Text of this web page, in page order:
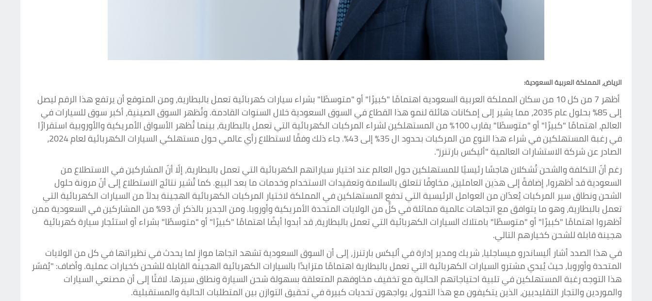
الرياض، المملكة العربية السعودية:
أظهر 7 من كل 10 من سكان المملكة العربية السعودية اهتمامًا "كبيرًا" أو "متوسطًا" بشراء سيارات كهربائية تعمل بالبطارية، ومن المتوقع أن يرتفع هذا الرقم ليصل
إلى 85٪ بحلول عام 2035، مما يشير إلى إمكانات هائلة لنمو هذا القطاع في السوق السعودية خلال السنوات القادمة. وتُظهر السوق الصينية، أكبر سوق للسيارات في
العالم، اهتمامًا "كبيرًا" أو "متوسطًا" يقارب 100% من المستهلكين لشراء المركبات الكهربائية التي تعمل بالبطارية، بينما تُظهر الأسواق الأمريكية والأوروبية استقرارًا
في رغبة المستهلكين في شراء هذا النوع من المركبات بحدود ال 35% إلى 43%. جاء ذلك وفقًا لاستطلاع رأي عالمي حول مستهلكي السيارات الكهربائية لعام 2024،
الصادر عن شركة الاستشارات العالمية "أليكس بارتنرز".
رغم أنّ التكلفة والشحن تُشكلان هاجسًا رئيسيًا للمستهلكين حول العالم عند اختيار سياراتهم الكهربائية التي تعمل بالبطارية، إلّا أنّ المشاركين في الاستطلاع من
السعودية قد أظهروا، إضافةً إلى هذين العاملين، مخاوفًا تتعلق بالسلامة وتعقيدات الاستخدام وخدمات ما بعد البيع. كما تُشير نتائج الاستطلاع إلى أنّ مرونة حلول
الشحن ونطاق سير المركبات يُعدّان من العوامل الرئيسية التي تدفع المستهلكين في المملكة لاختيار المركبات الكهربائية الهجينة بدلاً من السيارات الكهربائية التي
تعمل بالبطارية، وهو ما يتوافق مع اتجاهات عالمية مماثلة في كلٍّ من الولايات المتحدة الأمريكية وأوروبا. ومن الجدير بالذكر أن 93% من المشاركين في السعودية ممن
أظهروا اهتمامًا "كبيرًا" أو "متوسطًا" بامتلاك السيارات الكهربائية التي تعمل بالبطارية، قد أبدوا أيضًا اهتمامًا "كبيرًا" أو "متوسطًا" بشراء أو استئجار سيارة كهربائية
هجينة قابلة للشحن كخيارهم التالي.
في هذا الصدد أشار أليساندرو ميساجليا، شريك ومدير إدارة في أليكس بارتنرز، إلى أن السوق السعودية تشهد اتجاها موازٍ لما يحدث في نظيراتها في كل من الولايات
المتحدة وأوروبا، حيث يُبدي مشترو السيارات الكهربائية التي تعمل بالبطارية اهتمامًا متزايدًا بالسيارات الكهربائية الهجينة القابلة للشحن كخيارات عملية. وأضاف: "يُفسّر
هذا التوجه رغبة المستهلكين في تلبية احتياجاتهم الحالية مع تخفيف مخاوفهم المتعلقة بسهولة شحن السيارة ونطاق سيرها. لافتًا إلى أن مصنعي السيارات
والموردين والتجار التقليديين، الذين يتكيفون مع هذا التحول، يواجهون تحديات كبيرة في تحقيق التوازن بين المتطلبات الحالية والمستقبلية.